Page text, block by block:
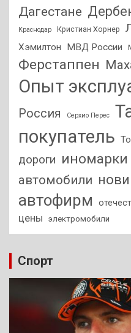
Дагестане
Краснодар Кристиан Хорнер
Хэмилтон
МВД России
Ферстаппен
Опыт
Россия Серхио Перес
покупатель
дороги иномарки
автомобили
автофирм
цены электромобили
Спорт